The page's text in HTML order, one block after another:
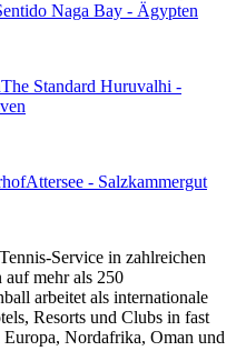
Naga Bay - Ägypten
The Standard Huruvalhi -
Attersee - Salzkammergut
Service in zahlreichen
auf mehr als 250
arbeitet als internationale
Resorts und Clubs in fast
Nordafrika, Oman und